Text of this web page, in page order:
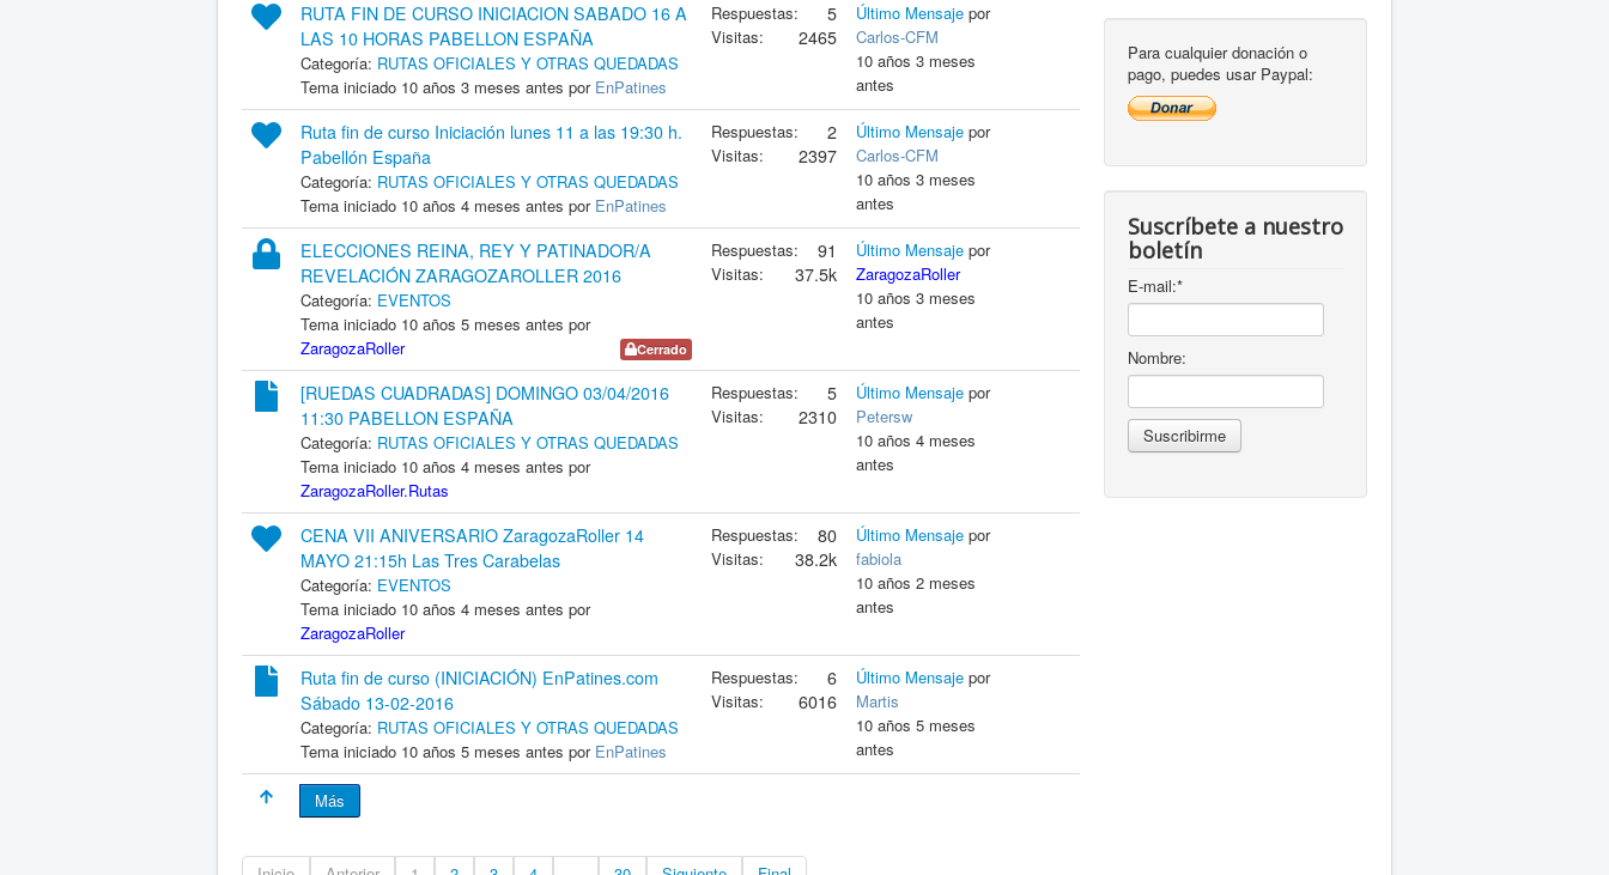
Más
RUTA FIN DE CURSO INICIACION SABADO 16 A
LAS 10 HORAS PABELLON ESPAÑA
Categoría: RUTAS OFICIALES Y OTRAS QUEDADAS
Tema iniciado 10 años 3 meses antes por EnPatines
Respuestas: 5
Visitas: 2465
Último Mensaje por
Carlos-CFM
10 años 3 meses
antes
Ruta fin de curso Iniciación lunes 11 a las 19:30 h.
Pabellón España
Categoría: RUTAS OFICIALES Y OTRAS QUEDADAS
Tema iniciado 10 años 4 meses antes por EnPatines
Respuestas: 2
Visitas: 2397
Último Mensaje por
Carlos-CFM
10 años 3 meses
antes
ELECCIONES REINA, REY Y PATINADOR/A
REVELACIÓN ZARAGOZAROLLER 2016
Categoría: EVENTOS
Tema iniciado 10 años 5 meses antes por
ZaragozaRoller
Cerrado
Respuestas: 91
Visitas: 37.5k
Último Mensaje por
ZaragozaRoller
10 años 3 meses
antes
[RUEDAS CUADRADAS] DOMINGO 03/04/2016
11:30 PABELLON ESPAÑA
Categoría: RUTAS OFICIALES Y OTRAS QUEDADAS
Tema iniciado 10 años 4 meses antes por
ZaragozaRoller.Rutas
Respuestas: 5
Visitas: 2310
Último Mensaje por
Petersw
10 años 4 meses
antes
CENA VII ANIVERSARIO ZaragozaRoller 14
MAYO 21:15h Las Tres Carabelas
Categoría: EVENTOS
Tema iniciado 10 años 4 meses antes por
ZaragozaRoller
Respuestas: 80
Visitas: 38.2k
Último Mensaje por
fabiola
10 años 2 meses
antes
Ruta fin de curso (INICIACIÓN) EnPatines.com
Sábado 13-02-2016
Categoría: RUTAS OFICIALES Y OTRAS QUEDADAS
Tema iniciado 10 años 5 meses antes por EnPatines
Respuestas: 6
Visitas: 6016
Último Mensaje por
Martis
10 años 5 meses
antes
Para cualquier donación o
pago, puedes usar Paypal:
Suscríbete a nuestro
boletín
E-mail:*
Nombre: